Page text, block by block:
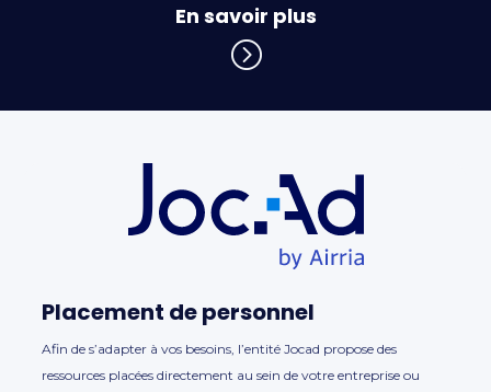
En savoir plus
=
Placement de personnel
Afin de s’adapter à vos besoins, l’entité Jocad propose des
ressources placées directement au sein de votre entreprise ou